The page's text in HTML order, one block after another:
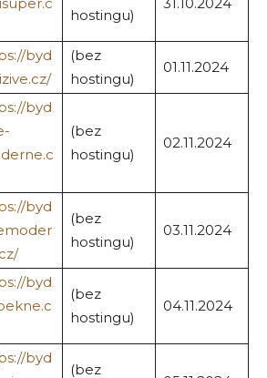
hostingu)
byd
(bez
hostingu)
01.11.2024
byd
(bez
hostingu)
02.11.2024
byd
(bez
hostingu)
03.11.2024
byd
(bez
hostingu)
04.11.2024
byd
(bez